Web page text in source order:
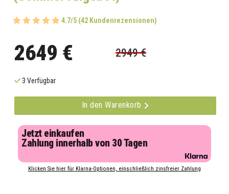
4.7/5 (42 Kundenrezensionen)
2649 € 2949 €
3 Verfügbar
In den Warenkorb
Jetzt einkaufen
Zahlung innerhalb von 30 Tagen
Klicken Sie hier für Klarna-Optionen, einschließlich zinsfreier Zahlung